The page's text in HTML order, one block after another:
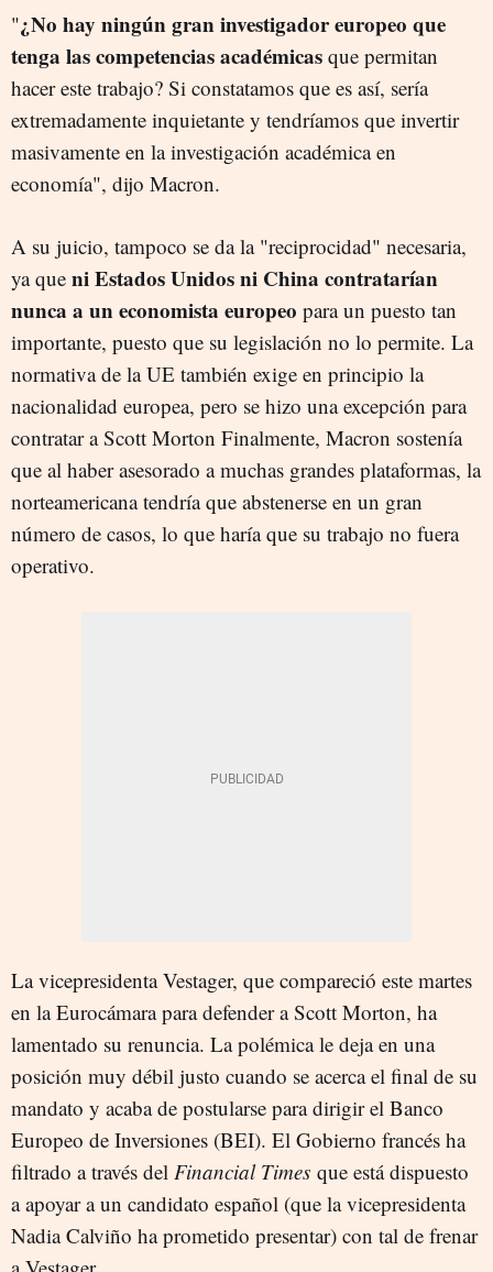
"¿No hay ningún gran investigador europeo que
tenga las competencias académicas que permitan
hacer este trabajo? Si constatamos que es así, sería
extremadamente inquietante y tendríamos que invertir
masivamente en la investigación académica en
economía", dijo Macron.
A su juicio, tampoco se da la "reciprocidad" necesaria,
ya que ni Estados Unidos ni China contratarían
nunca a un economista europeo para un puesto tan
importante, puesto que su legislación no lo permite. La
normativa de la UE también exige en principio la
nacionalidad europea, pero se hizo una excepción para
contratar a Scott Morton Finalmente, Macron sostenía
que al haber asesorado a muchas grandes plataformas, la
norteamericana tendría que abstenerse en un gran
número de casos, lo que haría que su trabajo no fuera
operativo.
La vicepresidenta Vestager, que compareció este martes
en la Eurocámara para defender a Scott Morton, ha
lamentado su renuncia. La polémica le deja en una
posición muy débil justo cuando se acerca el final de su
mandato y acaba de postularse para dirigir el Banco
Europeo de Inversiones (BEI). El Gobierno francés ha
filtrado a través del Financial Times que está dispuesto
a apoyar a un candidato español (que la vicepresidenta
Nadia Calviño ha prometido presentar) con tal de frenar